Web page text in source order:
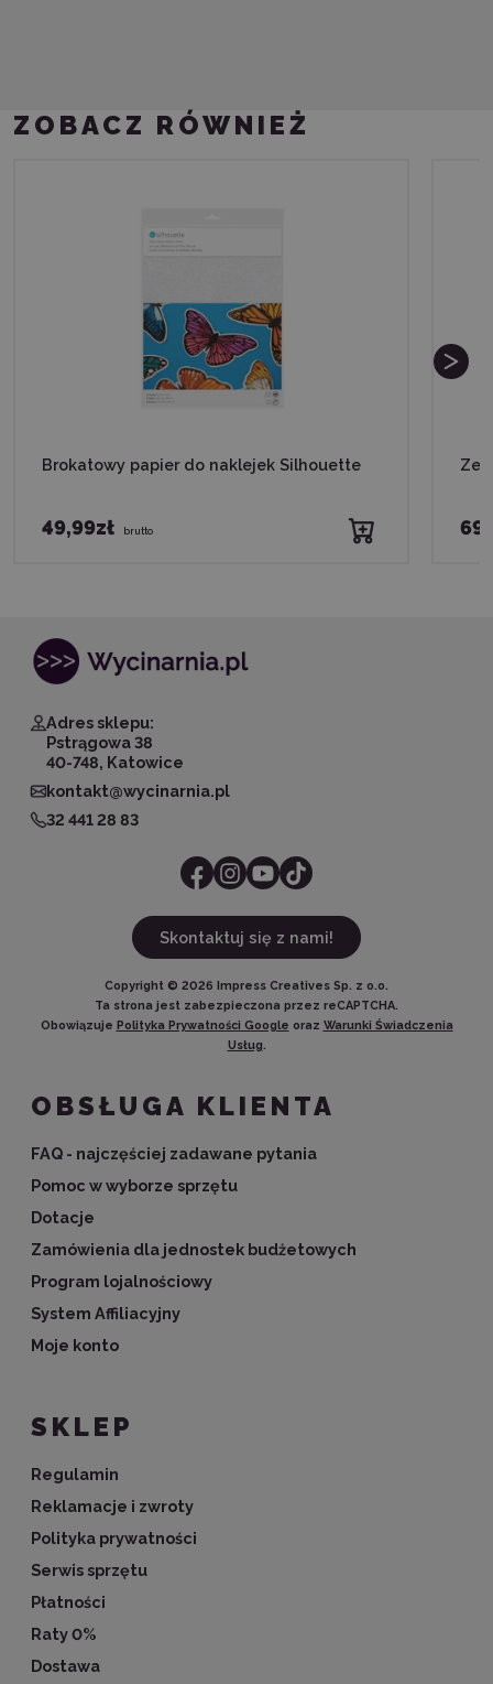
ZOBACZ RÓWNIEŻ
Brokatowy papier do naklejek Silhouette
49,99zł brutto
Adres sklepu:
Pstrągowa 38
40-748, Katowice
kontakt@wycinarnia.pl
32 441 28 83
Skontaktuj się z nami!
Copyright © 2026 Impress Creatives Sp. z o.o.
Ta strona jest zabezpieczona przez reCAPTCHA.
Obowiązuje Polityka Prywatności Google oraz Warunki Świadczenia
Usług.
OBSŁUGA KLIENTA
FAQ - najczęściej zadawane pytania
Pomoc w wyborze sprzętu
Dotacje
Zamówienia dla jednostek budżetowych
Program lojalnościowy
System Affiliacyjny
Moje konto
SKLEP
Regulamin
Reklamacje i zwroty
Polityka prywatności
Serwis sprzętu
Płatności
Raty 0%
Dostawa